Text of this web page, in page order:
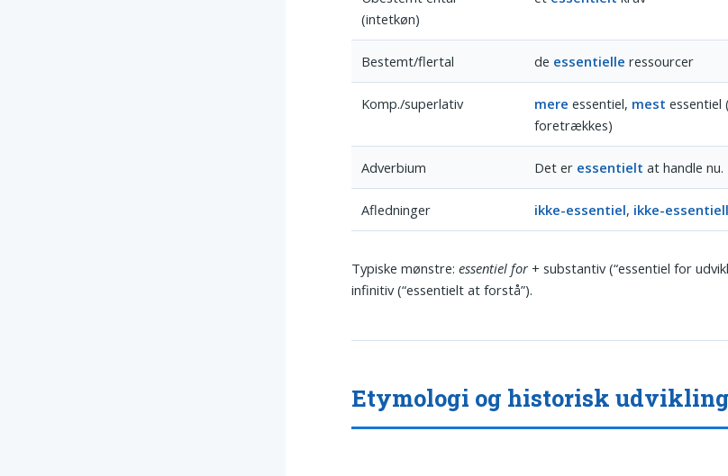
(intetkøn)
Bestemt/flertal de essentielle ressourcer
Komp./superlativ mere essentiel, mest essentiel
foretrækkes)
Adverbium Det er essentielt at handle nu.
Afledninger ikke-essentiel, ikke-
Typiske mønstre:essentiel for + substantiv (“essentiel for
infinitiv (“essentielt at forstå”).
Etymologi og historisk udvikling